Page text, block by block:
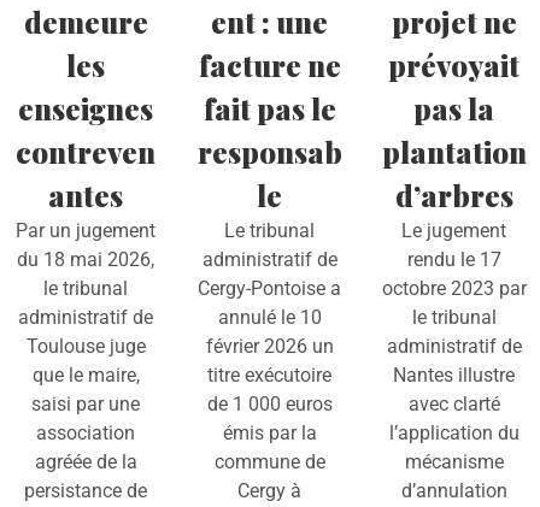
demeure
les
enseignes
contreven
antes
Par un jugement
du 18 mai 2026,
le tribunal
administratif de
Toulouse juge
que le maire,
saisi par une
association
agréée de la
persistance de
ent : une
facture ne
fait pas le
responsab
le
Le tribunal
administratif de
Cergy-Pontoise a
annulé le 10
février 2026 un
titre exécutoire
de 1 000 euros
émis par la
commune de
Cergy à
projet ne
prévoyait
pas la
plantation
d’arbres
Le jugement
rendu le 17
octobre 2023 par
le tribunal
administratif de
Nantes illustre
avec clarté
l’application du
mécanisme
d’annulation